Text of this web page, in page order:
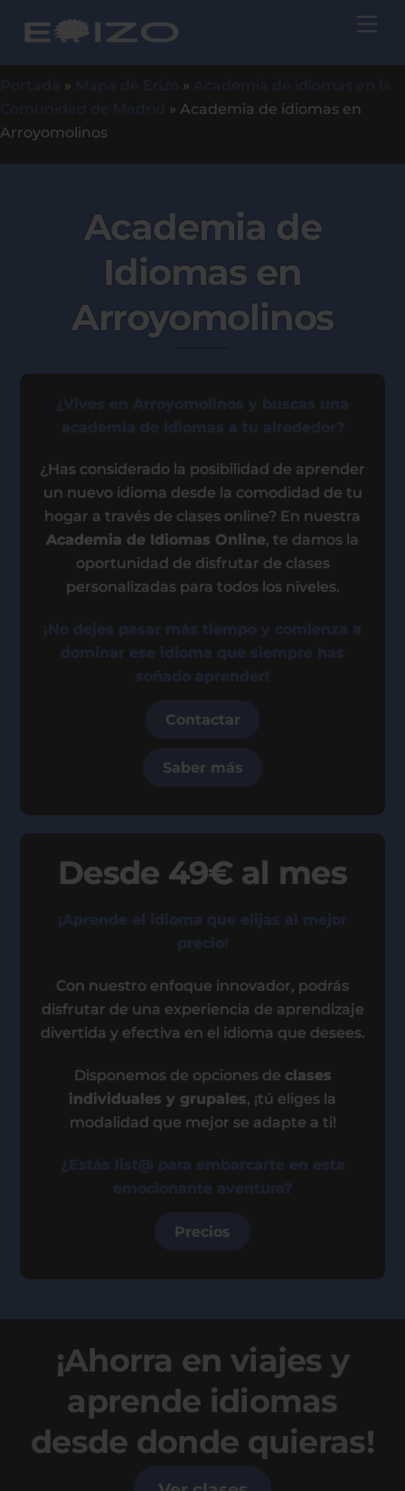
Portada » Mapa de Erizo » Academia de idiomas en la
Comunidad de Madrid » Academia de idiomas en
Arroyomolinos
Academia de
Idiomas en
Arroyomolinos
¿Vives en Arroyomolinos y buscas una
academia de idiomas a tu alrededor?
¿Has considerado la posibilidad de aprender
un nuevo idioma desde la comodidad de tu
hogar a través de clases online? En nuestra
Academia de Idiomas Online, te damos la
oportunidad de disfrutar de clases
personalizadas para todos los niveles.
¡No dejes pasar más tiempo y comienza a
dominar ese idioma que siempre has
soñado aprender!
Contactar
Saber más
Desde 49€ al mes
¡Aprende el idioma que elijas al mejor
precio!
Con nuestro enfoque innovador, podrás
disfrutar de una experiencia de aprendizaje
divertida y efectiva en el idioma que desees.
Disponemos de opciones de clases
individuales y grupales, ¡tú eliges la
modalidad que mejor se adapte a ti!
¿Estás list@ para embarcarte en esta
emocionante aventura?
Precios
¡Ahorra en viajes y
aprende idiomas
desde donde quieras!